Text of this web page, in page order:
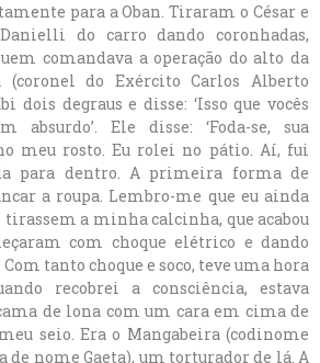
para a Oban. Tiraram o César e
do carro dando coronhadas,
comandava a operação do alto da
(coronel do Exército Carlos Alberto
dois degraus e disse: ‘Isso que vocês
absurdo’. Ele disse: ‘Foda-se, sua
meu rosto. Eu rolei no pátio. Aí, fui
para dentro. A primeira forma de
a roupa. Lembro-me que eu ainda
a minha calcinha, que acabou
com choque elétrico e dando
tanto choque e soco, teve uma hora
recobrei a consciência, estava
de lona com um cara em cima de
seio. Era o Mangabeira (codinome
de nome Gaeta), um torturador de lá. A